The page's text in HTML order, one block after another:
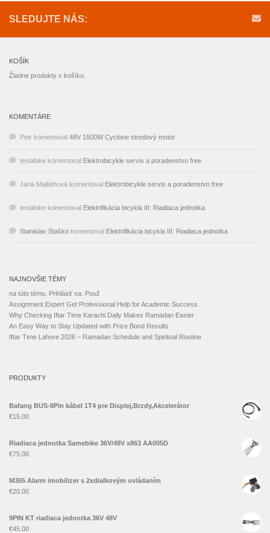
SLEDUJTE NÁS:
KOŠÍK
Žiadne produkty v košíku.
KOMENTÁRE
Petr komentoval 48V 1500W Cyclone stredový motor
teslabike komentoval Elektrobicykle servis a poradenstvo free
Jana Majláthová komentoval Elektrobicykle servis a poradenstvo free
teslabike komentoval Elektrifikácia bicykla III: Riadiaca jednotka
Stanislav Staško komentoval Elektrifikácia bicykla III: Riadiaca jednotka
NAJNOVŠIE TÉMY
na túto tému. Prihlásiť sa. Použ
Assignment Expert Get Professional Help for Academic Success
Why Checking Iftar Time Karachi Daily Makes Ramadan Easier
An Easy Way to Stay Updated with Prize Bond Results
Iftar Time Lahore 2026 – Ramadan Schedule and Spiritual Routine
PRODUKTY
Bafang BUS-8Pin kábel 1T4 pre Displej,Brzdy,Akcelerátor
€15.00
Riadiaca jednotka Samebike 36V/48V x863 AA005D
€75.00
M365 Alarm imobilizer s 2xdialkovým ovládaním
€20.00
9PIN KT riadiaca jednotka 36V 48V
€45.00